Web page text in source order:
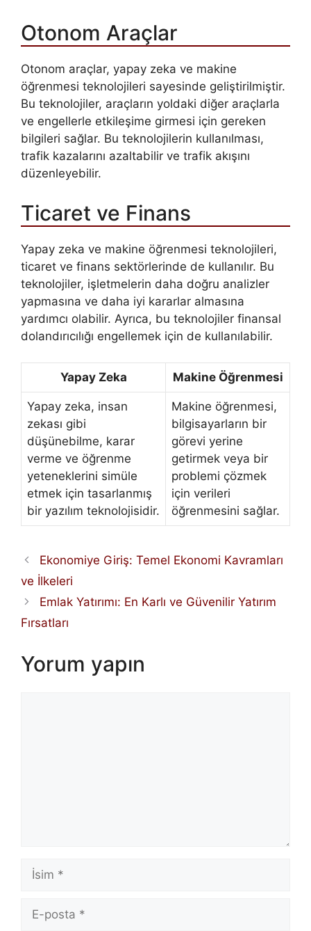
Otonom Araçlar
Otonom araçlar, yapay zeka ve makine
öğrenmesi teknolojileri sayesinde geliştirilmiştir.
Bu teknolojiler, araçların yoldaki diğer araçlarla
ve engellerle etkileşime girmesi için gereken
bilgileri sağlar. Bu teknolojilerin kullanılması,
trafik kazalarını azaltabilir ve trafik akışını
düzenleyebilir.
Ticaret ve Finans
Yapay zeka ve makine öğrenmesi teknolojileri,
ticaret ve finans sektörlerinde de kullanılır. Bu
teknolojiler, işletmelerin daha doğru analizler
yapmasına ve daha iyi kararlar almasına
yardımcı olabilir. Ayrıca, bu teknolojiler finansal
dolandırıcılığı engellemek için de kullanılabilir.
Yapay Zeka Makine Öğrenmesi
Yapay zeka, insan
zekası gibi
düşünebilme, karar
verme ve öğrenme
yeteneklerini simüle
etmek için tasarlanmış
bir yazılım teknolojisidir.
Makine öğrenmesi,
bilgisayarların bir
görevi yerine
getirmek veya bir
problemi çözmek
için verileri
öğrenmesini sağlar.
Ekonomiye Giriş: Temel Ekonomi Kavramları
ve İlkeleri
Emlak Yatırımı: En Karlı ve Güvenilir Yatırım
Fırsatları
Yorum yapın
İsim
posta